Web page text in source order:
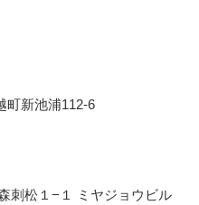
新池浦112-6
刺松１−１ ミヤジョウビル